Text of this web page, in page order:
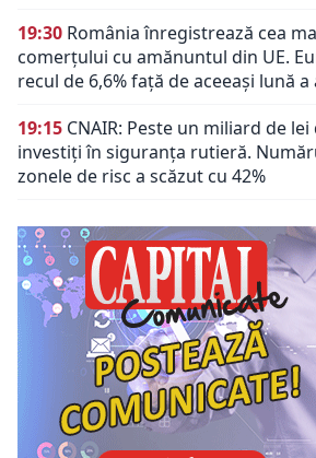
19:30 România înregistrează cea
comerțului cu amănuntul din UE.
recul de 6,6% față de aceeași lună
19:15 CNAIR: Peste un miliard de
investiți în siguranța rutieră.
zonele de risc a scăzut cu 42%